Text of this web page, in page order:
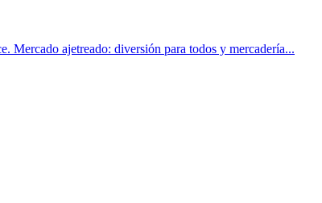
Mercado ajetreado: diversión para todos y mercadería...